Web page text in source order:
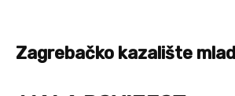
Zagrebačko kazalište